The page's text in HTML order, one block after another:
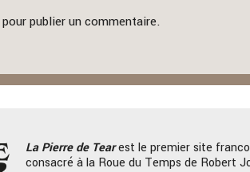
pour publier un commentaire.
La Pierrede Tearest le premier site
consacré à la Roue du Temps de Robert